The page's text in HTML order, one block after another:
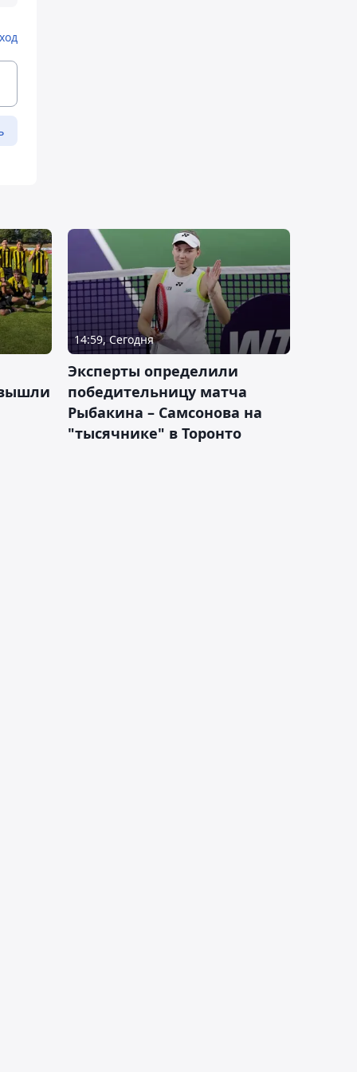
14:59, Сегодня
Эксперты определили
победительницу матча
Рыбакина – Самсонова на
"тысячнике" в Торонто